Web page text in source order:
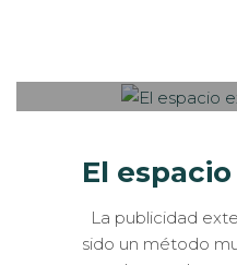
El
La publicidad
sido un método